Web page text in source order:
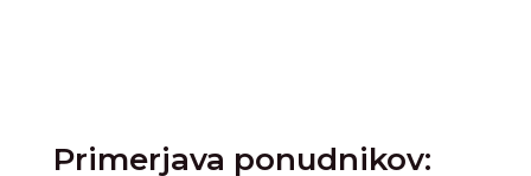
Primerjava ponudnikov: